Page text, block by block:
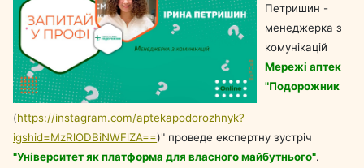
Петришин -
менеджерка з
комунікацій
Мережі аптек
"Подорожник
(https://instagram.com/aptekapodorozhnyk?
igshid=MzRlODBiNWFlZA==)" проведе експертну зустріч
"Університет як платформа для власного майбутнього".